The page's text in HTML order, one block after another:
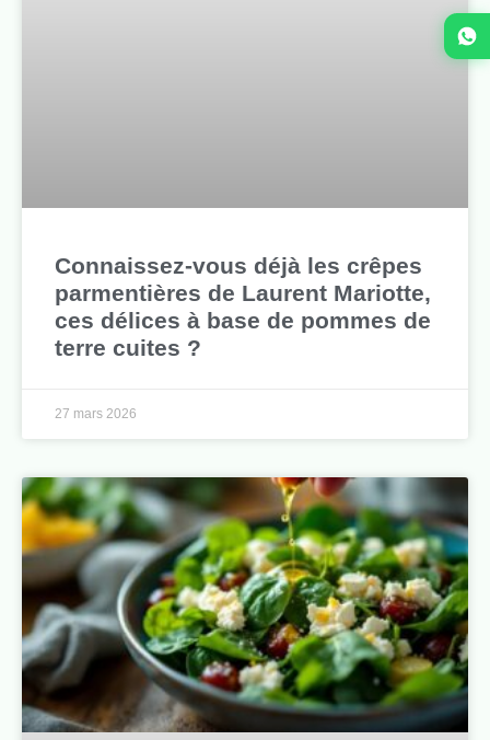
Connaissez-vous déjà les crêpes
parmentières de Laurent Mariotte,
ces délices à base de pommes de
terre cuites ?
27 mars 2026